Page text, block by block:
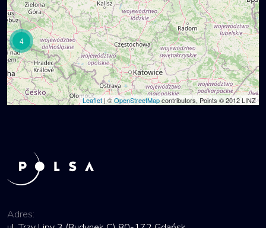
4
Leaflet| ©OpenStreetMapcontributors, Points © 2012 LINZ
Adres: